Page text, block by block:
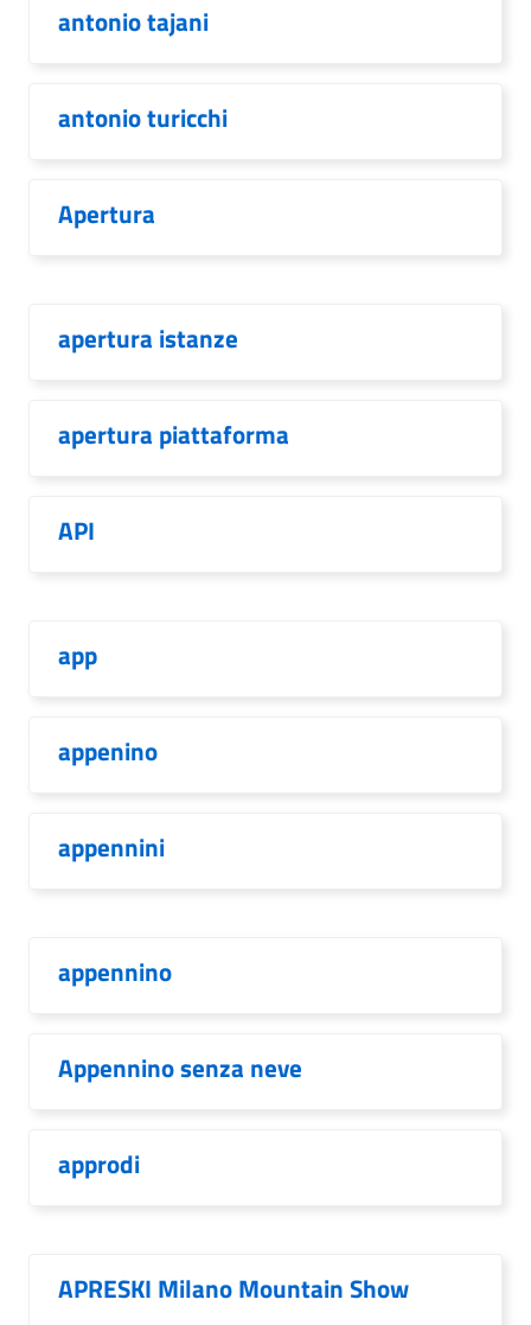
antonio tajani
antonio turicchi
Apertura
apertura istanze
apertura piattaforma
API
app
appenino
appennini
appennino
Appennino senza neve
approdi
APRESKI Milano Mountain Show